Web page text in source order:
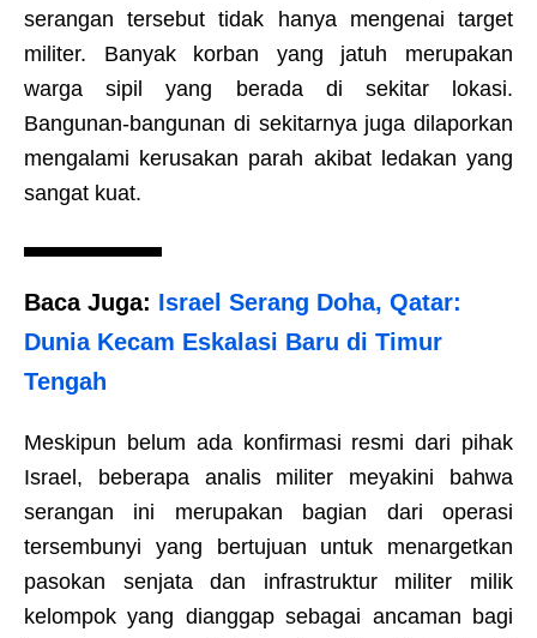
serangan tersebut tidak hanya mengenai target
militer. Banyak korban yang jatuh merupakan
warga sipil yang berada di sekitar lokasi.
Bangunan-bangunan di sekitarnya juga dilaporkan
mengalami kerusakan parah akibat ledakan yang
sangat kuat.
Baca Juga: Israel Serang Doha, Qatar:
Dunia Kecam Eskalasi Baru di Timur
Tengah
Meskipun belum ada konfirmasi resmi dari pihak
Israel, beberapa analis militer meyakini bahwa
serangan ini merupakan bagian dari operasi
tersembunyi yang bertujuan untuk menargetkan
pasokan senjata dan infrastruktur militer milik
kelompok yang dianggap sebagai ancaman bagi